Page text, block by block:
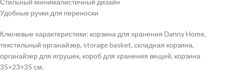
Стильный минималистичный дизайн
Удобные ручки для переноски
Ключевые характеристики: корзина для хранения Danny Home,
текстильный органайзер, storage basket, складная корзина,
органайзер для игрушек, короб для хранения вещей, корзина
35×23×35 см.